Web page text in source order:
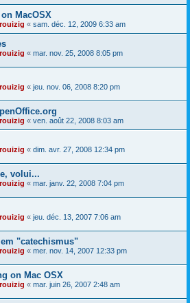
MacOSX
« sam. déc. 12, 2009 6:33 am
« mar. nov. 25, 2008 8:05 pm
« jeu. nov. 06, 2008 8:20 pm
« ven. août 22, 2008 8:03 am
« dim. avr. 27, 2008 12:34 pm
volui...
« mar. janv. 22, 2008 7:04 pm
« jeu. déc. 13, 2007 7:06 am
"catechismus"
« mer. nov. 14, 2007 12:33 pm
on Mac OSX
« mar. juin 26, 2007 2:48 am